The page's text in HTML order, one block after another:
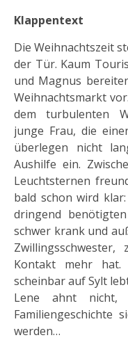
Klappentext
Die Weihnachtszeit
der Tür. Kaum
und Magnus
Weihnachtsmarkt
dem turbulenten
junge Frau, die
überlegen nicht
Aushilfe ein.
Leuchtsternen
bald schon wird
dringend
schwer krank und
Kontakt mehr hat.
scheinbar auf Sylt
Lene ahnt
Familiengeschichte
werden…